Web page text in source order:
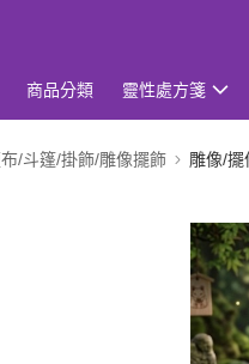
商品分類 靈性處方箋
/斗篷/掛飾/雕像擺飾 雕像/擺